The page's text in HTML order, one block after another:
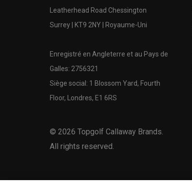
Leatherhead Road Chessington
Surrey | KT9 2NY | Royaume-Uni
Enregistré en Angleterre et au Pays de
Galles: 2756321
Siège social: 1 Blossom Yard, Fourth
Floor, Londres, E1 6RS
© 2026 Topgolf Callaway Brands.
All rights reserved.